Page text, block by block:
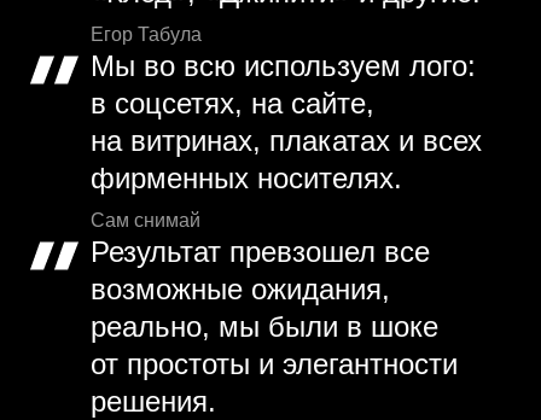
Егор Табула
Мы во всю используем лого:
в соцсетях, на сайте,
на витринах, плакатах и всех
фирменных носителях.
Сам снимай
Результат превзошел все
возможные ожидания,
реально, мы были в шоке
от простоты и элегантности
решения.